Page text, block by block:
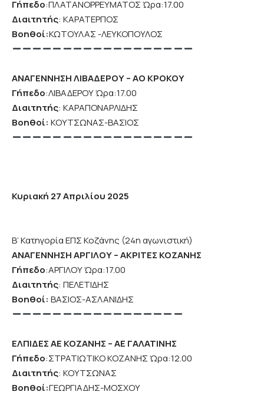
Γήπεδο:ΠΛΑΤΑΝΟΡΡΕΥΜΑΤΟΣ Ώρα:17.00
Διαιτητής: ΚΑΡΑΤΕΡΠΟΣ
Βοηθοί:ΚΩΤΟΥΛΑΣ -ΛΕΥΚΟΠΟΥΛΟΣ
ΑΝΑΓΕΝΝΗΣΗ ΛΙΒΑΔΕΡΟΥ – ΑΟ ΚΡΟΚΟΥ
Γήπεδο:ΛΙΒΑΔΕΡΟΥ Ώρα:17.00
Διαιτητής: ΚΑΡΑΠΟΝΑΡΛΙΔΗΣ
Βοηθοί: ΚΟΥΤΣΩΝΑΣ-ΒΑΣΙΟΣ
Κυριακή 27 Απριλίου 2025
Β’ Κατηγορία ΕΠΣ Κοζάνης (24η αγωνιστική)
ΑΝΑΓΕΝΝΗΣΗ ΑΡΓΙΛΟΥ – ΑΚΡΙΤΕΣ ΚΟΖΑΝΗΣ
Γήπεδο:ΑΡΓΙΛΟΥ Ώρα:17.00
Διαιτητής: ΠΕΛΕΤΙΔΗΣ
Βοηθοί: ΒΑΣΙΟΣ-ΑΣΛΑΝΙΔΗΣ
ΕΛΠΙΔΕΣ ΑΕ ΚΟΖΑΝΗΣ – ΑΕ ΓΑΛΑΤΙΝΗΣ
Γήπεδο:ΣΤΡΑΤΙΩΤΙΚΟ ΚΟΖΑΝΗΣ Ώρα:12.00
Διαιτητής: ΚΟΥΤΣΩΝΑΣ
Βοηθοί:ΓΕΩΡΓΙΑΔΗΣ-ΜΟΣΧΟΥ